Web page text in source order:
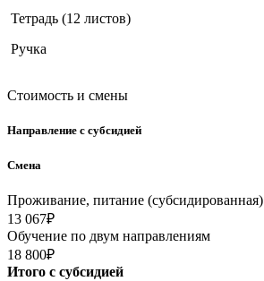
Тетрадь (12 листов)
Ручка
Стоимость и смены
Направление с субсидией
Смена
Проживание, питание (субсидированная)
13 067₽
Обучение по двум направлениям
18 800₽
Итого с субсидией